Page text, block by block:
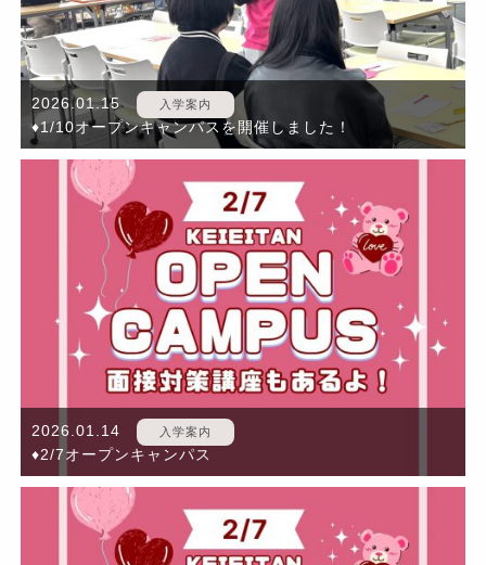
2026.01.15 入学案内
♦1/10オープンキャンパスを開催しました！
2026.01.14 入学案内
♦2/7オープンキャンパス